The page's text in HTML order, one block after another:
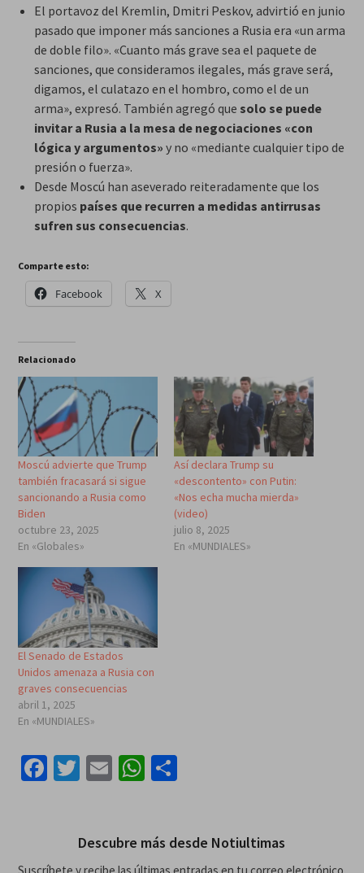
El portavoz del Kremlin, Dmitri Peskov, advirtió en junio
pasado que imponer más sanciones a Rusia era «un arma
de doble filo». «Cuanto más grave sea el paquete de
sanciones, que consideramos ilegales, más grave será,
digamos, el culatazo en el hombro, como el de un
arma», expresó. También agregó que solo se puede
invitar a Rusia a la mesa de negociaciones «con
lógica y argumentos» y no «mediante cualquier tipo de
presión o fuerza».
Desde Moscú han aseverado reiteradamente que los
propios países que recurren a medidas antirrusas
sufren sus consecuencias.
Comparte esto:
Facebook X
Relacionado
Moscú advierte que Trump
también fracasará si sigue
sancionando a Rusia como
Biden
octubre 23, 2025
En «Globales»
Así declara Trump su
«descontento» con Putin:
«Nos echa mucha mierda»
(video)
julio 8, 2025
En «MUNDIALES»
El Senado de Estados
Unidos amenaza a Rusia con
graves consecuencias
abril 1, 2025
En «MUNDIALES»
Facebook
Twitter
EmailWhatsApp
Compartir
Descubre más desde Notiultimas